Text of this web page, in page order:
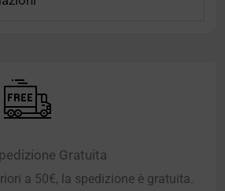
Gratuita
a 50€, la spedizione è gratuita.